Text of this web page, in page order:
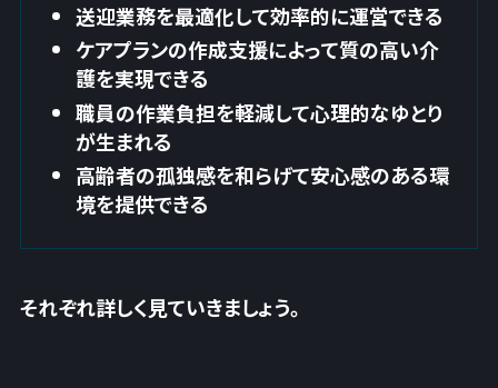
送迎業務を最適化して効率的に運営できる
ケアプランの作成支援によって質の高い介
護を実現できる
職員の作業負担を軽減して心理的なゆとり
が生まれる
高齢者の孤独感を和らげて安心感のある環
境を提供できる
それぞれ詳しく見ていきましょう。